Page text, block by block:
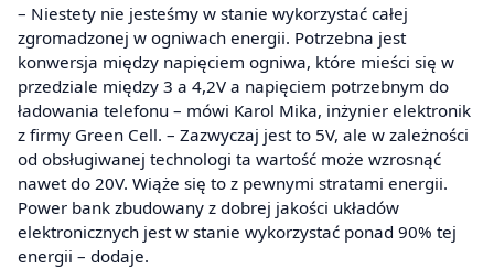
– Niestety nie jesteśmy w stanie wykorzystać całej
zgromadzonej w ogniwach energii. Potrzebna jest
konwersja między napięciem ogniwa, które mieści się w
przedziale między 3 a 4,2V a napięciem potrzebnym do
ładowania telefonu – mówi Karol Mika, inżynier elektronik
z firmy Green Cell. – Zazwyczaj jest to 5V, ale w zależności
od obsługiwanej technologi ta wartość może wzrosnąć
nawet do 20V. Wiąże się to z pewnymi stratami energii.
Power bank zbudowany z dobrej jakości układów
elektronicznych jest w stanie wykorzystać ponad 90% tej
energii – dodaje.